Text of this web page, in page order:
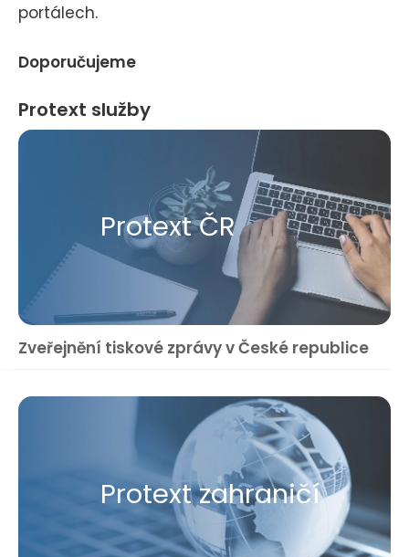
portálech.
Doporučujeme
Protext služby
Protext ČR
Zveřejnění tiskové zprávy v České republice
Protext zahraničí